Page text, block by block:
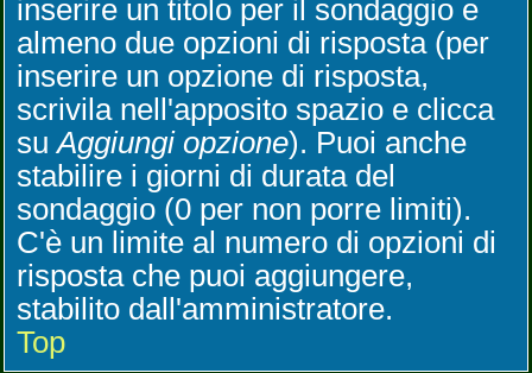
inserire un titolo per il sondaggio e
almeno due opzioni di risposta (per
inserire un opzione di risposta,
scrivila nell'apposito spazio e clicca
suAggiungi opzione). Puoi anche
stabilire i giorni di durata del
sondaggio (0 per non porre limiti).
C'è un limite al numero di opzioni di
risposta che puoi aggiungere,
stabilito dall'amministratore.
Top